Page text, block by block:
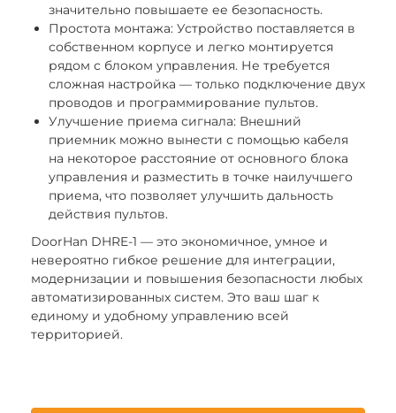
значительно повышаете ее безопасность.
Простота монтажа: Устройство поставляется в
собственном корпусе и легко монтируется
рядом с блоком управления. Не требуется
сложная настройка — только подключение двух
проводов и программирование пультов.
Улучшение приема сигнала: Внешний
приемник можно вынести с помощью кабеля
на некоторое расстояние от основного блока
управления и разместить в точке наилучшего
приема, что позволяет улучшить дальность
действия пультов.
DoorHan DHRE-1 — это экономичное, умное и
невероятно гибкое решение для интеграции,
модернизации и повышения безопасности любых
автоматизированных систем. Это ваш шаг к
единому и удобному управлению всей
территорией.